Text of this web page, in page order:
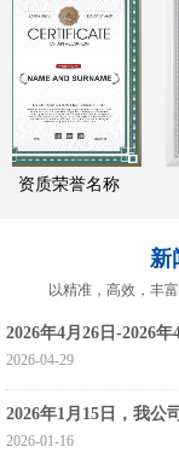
资质荣誉名称
以精准，高效，丰
新
2026年4月26日-2026年
2026-04-29
2026年1月15日，我公
2026-01-16